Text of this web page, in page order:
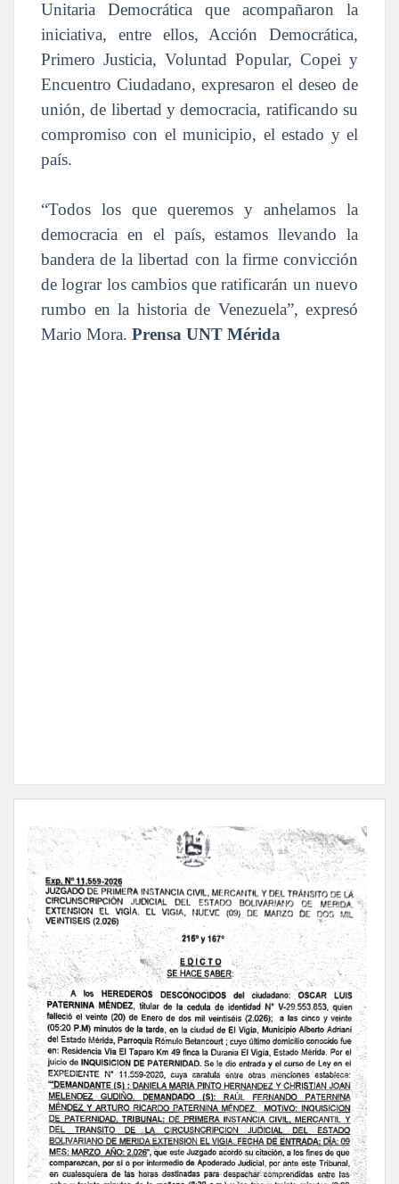
Unitaria Democrática que acompañaron la
iniciativa, entre ellos, Acción Democrática,
Primero Justicia, Voluntad Popular, Copei y
Encuentro Ciudadano, expresaron el deseo de
unión, de libertad y democracia, ratificando su
compromiso con el municipio, el estado y el
país.
“Todos los que queremos y anhelamos la
democracia en el país, estamos llevando la
bandera de la libertad con la firme convicción
de lograr los cambios que ratificarán un nuevo
rumbo en la historia de Venezuela”, expresó
Mario Mora. Prensa UNT Mérida